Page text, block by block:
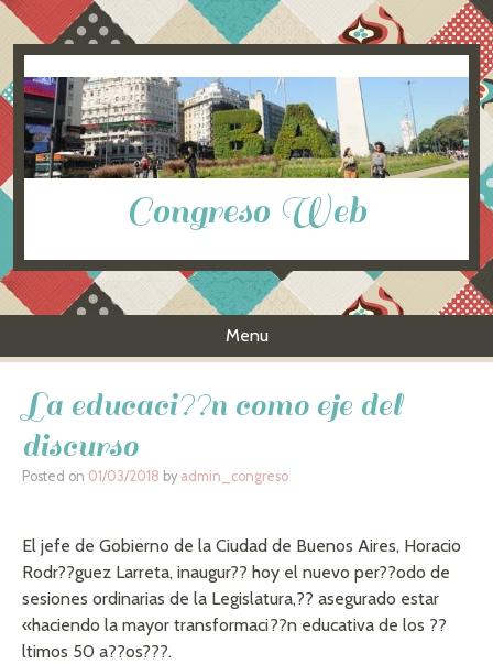
Congreso Web
Menu
La educaci??n como eje del
discurso
Posted on 01/03/2018 by admin_congreso
El jefe de Gobierno de la Ciudad de Buenos Aires, Horacio
Rodr??guez Larreta, inaugur?? hoy el nuevo per??odo de
sesiones ordinarias de la Legislatura,?? asegurado estar
«haciendo la mayor transformaci??n educativa de los ??
ltimos 50 a??os???.